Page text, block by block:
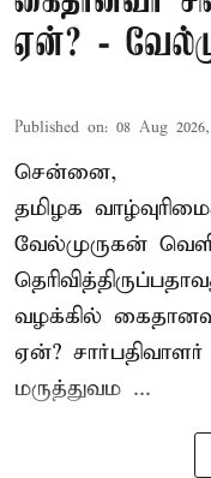
ஏன்? -
Published on: 08 Aug
சென்னை,
தமிழக
வேல்முருகன்
வழக்கில்
ஏன்?
மருத்துவம ...